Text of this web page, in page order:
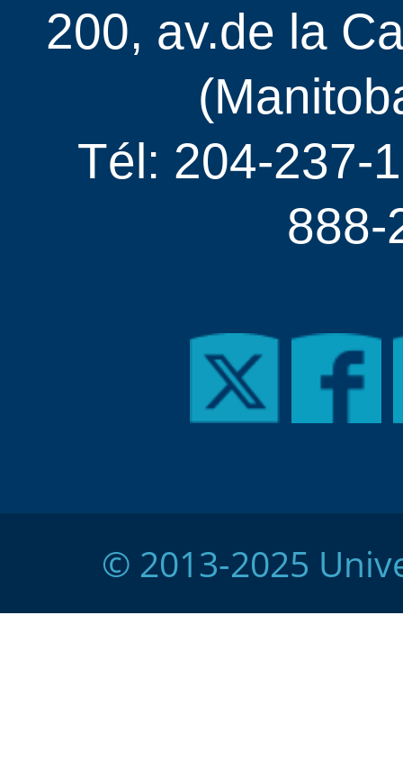
200, av.de la
Tél: 204-237-
888-
© 2013-2025